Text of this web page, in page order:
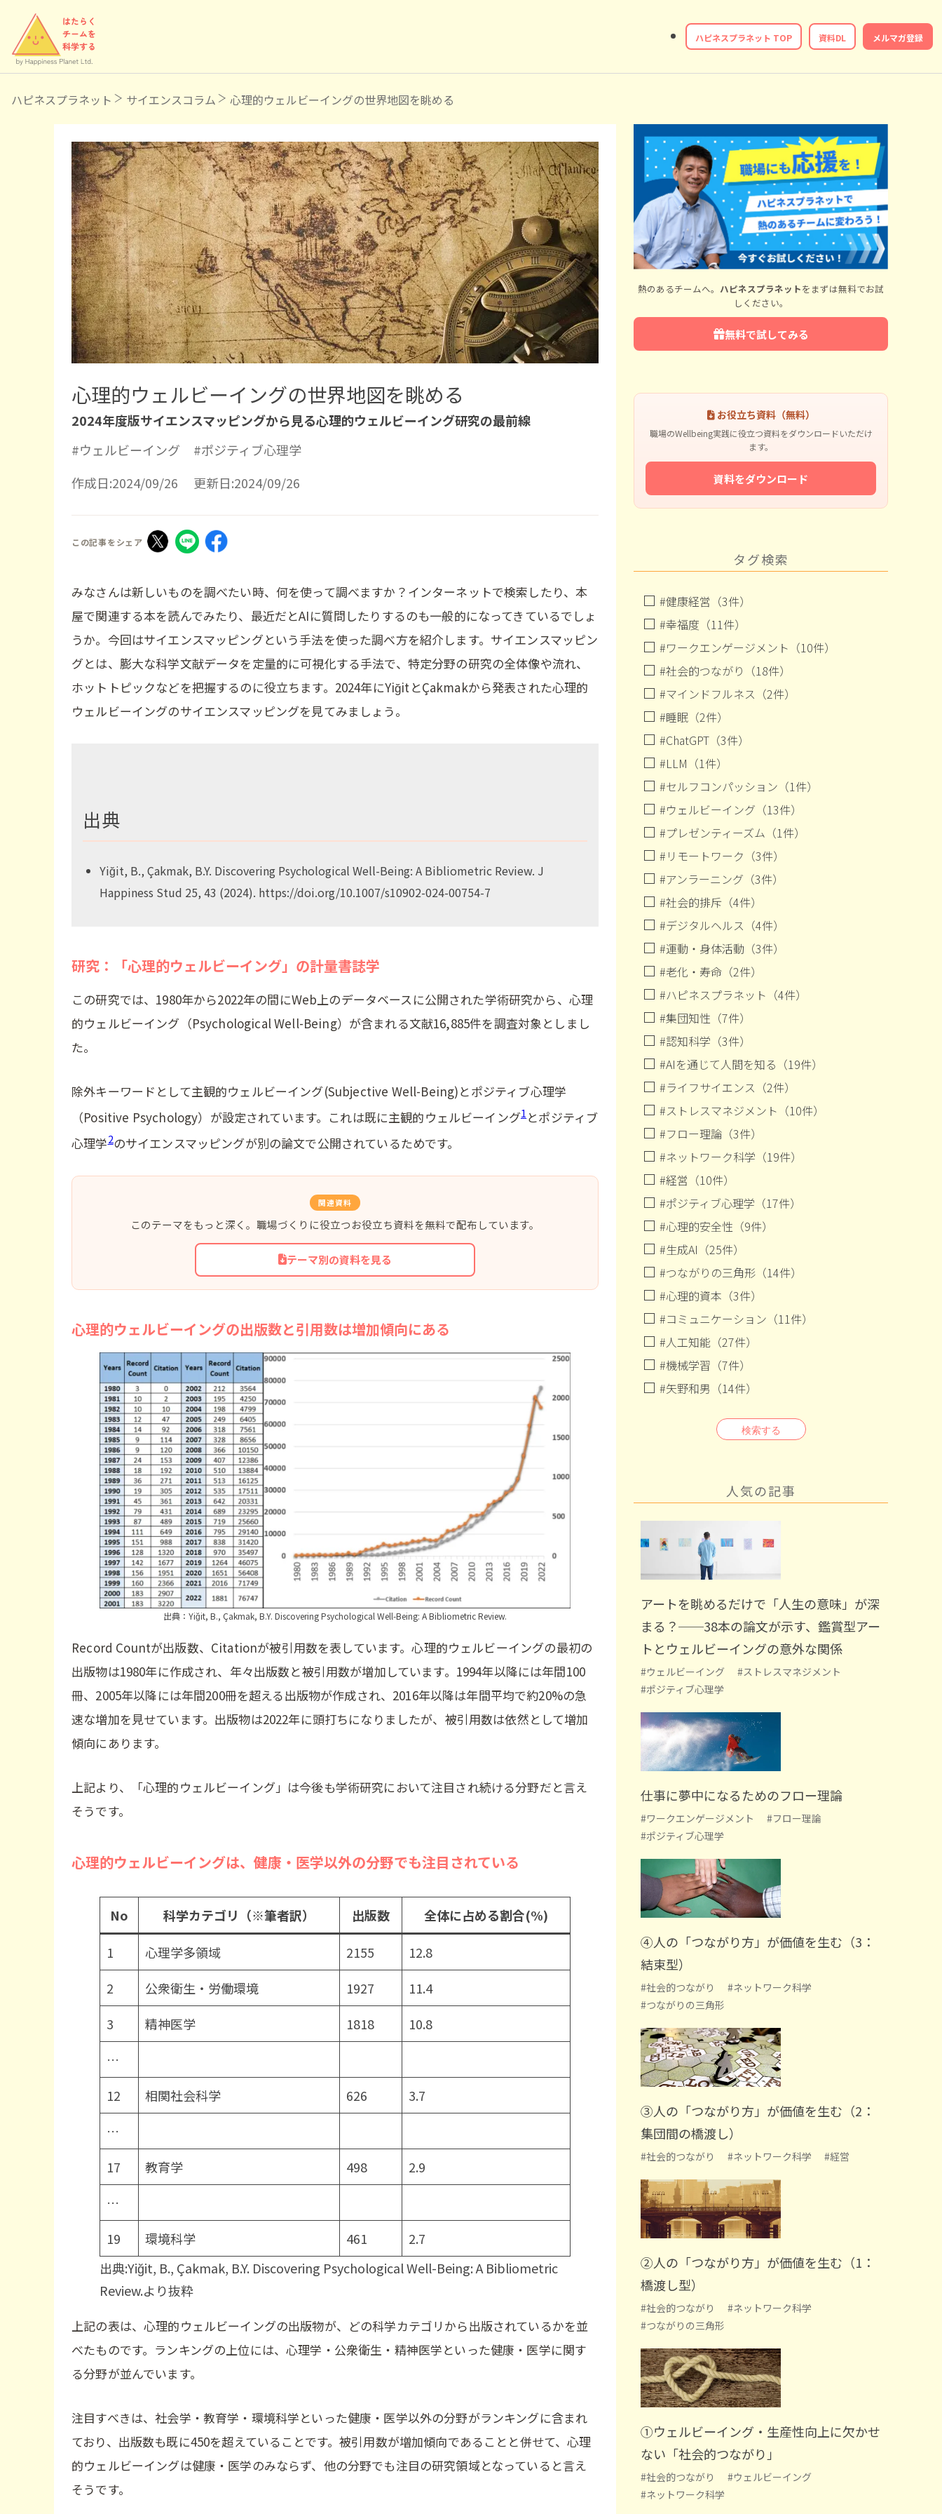
ハピネスプラネット TOP 資料DL メルマガ登録
ハピネスプラネット サイエンスコラム 心理的ウェルビーイングの世界地図を眺める
心理的ウェルビーイングの世界地図を眺める
2024年度版サイエンスマッピングから見る心理的ウェルビーイング研究の最前線
#ウェルビーイング
#ポジティブ心理学
作成日:2024/09/26 更新日:2024/09/26
みなさんは新しいものを調べたい時、何を使って調べますか？インターネットで検索したり、本
屋で関連する本を読んでみたり、最近だとAIに質問したりするのも一般的になってきているでしょ
うか。今回はサイエンスマッピングという手法を使った調べ方を紹介します。サイエンスマッピン
グとは、膨大な科学文献データを定量的に可視化する手法で、特定分野の研究の全体像や流れ、
ホットトピックなどを把握するのに役立ちます。2024年にYiğitとÇakmakから発表された心理的
ウェルビーイングのサイエンスマッピングを見てみましょう。
出典
Yiğit, B., Çakmak, B.Y. Discovering Psychological Well-Being: A Bibliometric Review. J
Happiness Stud 25, 43 (2024). https://doi.org/10.1007/s10902-024-00754-7
研究：「心理的ウェルビーイング」の計量書誌学
この研究では、1980年から2022年の間にWeb上のデータベースに公開された学術研究から、心理
的ウェルビーイング（Psychological Well-Being）が含まれる文献16,885件を調査対象としまし
た。
除外キーワードとして主観的ウェルビーイング(Subjective Well-Being)とポジティブ心理学
（Positive Psychology）が設定されています。これは既に主観的ウェルビーイング1とポジティブ
心理学2のサイエンスマッピングが別の論文で公開されているためです。
関連資料
このテーマをもっと深く。職場づくりに役立つお役立ち資料を無料で配布しています。
テーマ別の資料を見る
心理的ウェルビーイングの出版数と引用数は増加傾向にある
出典：Yiğit, B., Çakmak, B.Y. Discovering Psychological Well-Being: A Bibliometric Review.
Record Countが出版数、Citationが被引用数を表しています。心理的ウェルビーイングの最初の
出版物は1980年に作成され、年々出版数と被引用数が増加しています。1994年以降には年間100
冊、2005年以降には年間200冊を超える出版物が作成され、2016年以降は年間平均で約20%の急
速な増加を見せています。出版物は2022年に頭打ちになりましたが、被引用数は依然として増加
傾向にあります。
上記より、「心理的ウェルビーイング」は今後も学術研究において注目され続ける分野だと言え
そうです。
心理的ウェルビーイングは、健康・医学以外の分野でも注目されている
No 科学カテゴリ（※筆者訳） 出版数 全体に占める割合(%)
1 心理学多領域 2155
12.8
2
公衆衛生・労働環境 1927
11.4
3
精神医学 1818
10.8
…
12
相関社会科学 626
3.7
…
17
教育学 498
2.9
…
19
環境科学 461
2.7
出典:Yiğit, B., Çakmak, B.Y. Discovering Psychological Well-Being: A Bibliometric
Review.より抜粋
上記の表は、心理的ウェルビーイングの出版物が、どの科学カテゴリから出版されているかを並
べたものです。ランキングの上位には、心理学・公衆衛生・精神医学といった健康・医学に関す
る分野が並んでいます。
注目すべきは、社会学・教育学・環境科学といった健康・医学以外の分野がランキングに含まれ
ており、出版数も既に450を超えていることです。被引用数が増加傾向であることと併せて、心理
的ウェルビーイングは健康・医学のみならず、他の分野でも注目の研究領域となっていると言え
そうです。
熱のあるチームへ。 ハピネスプラネットをまずは無料でお試
しください。
無料で試してみる
お役立ち資料（無料）
職場のWellbeing実践に役立つ資料をダウンロードいただけ
ます。
資料をダウンロード
タグ検索
#健康経営（3件）
#幸福度（11件）
#ワークエンゲージメント（10件）
#社会的つながり（18件）
#マインドフルネス（2件）
#睡眠（2件）
#ChatGPT（3件）
#LLM（1件）
#セルフコンパッション（1件）
#ウェルビーイング（13件）
#プレゼンティーズム（1件）
#リモートワーク（3件）
#アンラーニング（3件）
#社会的排斥（4件）
#デジタルヘルス（4件）
#運動・身体活動（3件）
#老化・寿命（2件）
#ハピネスプラネット（4件）
#集団知性（7件）
#認知科学（3件）
#AIを通じて人間を知る（19件）
#ライフサイエンス（2件）
#ストレスマネジメント（10件）
#フロー理論（3件）
#ネットワーク科学（19件）
#経営（10件）
#ポジティブ心理学（17件）
#心理的安全性（9件）
#生成AI（25件）
#つながりの三角形（14件）
#心理的資本（3件）
#コミュニケーション（11件）
#人工知能（27件）
#機械学習（7件）
#矢野和男（14件）
検索する
人気の記事
アートを眺めるだけで「人生の意味」が深
まる？──38本の論文が示す、鑑賞型アー
トとウェルビーイングの意外な関係
#ウェルビーイング
#ストレスマネジメント
#ポジティブ心理学
仕事に夢中になるためのフロー理論
#ワークエンゲージメント
#フロー理論
#ポジティブ心理学
④人の「つながり方」が価値を生む（3：
結束型）
#社会的つながり
#ネットワーク科学
#つながりの三角形
③人の「つながり方」が価値を生む（2：
集団間の橋渡し）
#社会的つながり #ネットワーク科学 #経営
②人の「つながり方」が価値を生む（1：
橋渡し型）
#社会的つながり
#ネットワーク科学
#つながりの三角形
①ウェルビーイング・生産性向上に欠かせ
ない「社会的つながり」
#社会的つながり
#ウェルビーイング
#ネットワーク科学